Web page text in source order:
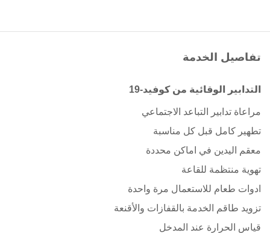
تفاصيل الخدمة
التدابير الوقائية من كوفيد-19
مراعاة تدابير التباعد الاجتماعي
تطهير كامل قبل كل مناسبة
معقم اليدين في اماكن محددة
تهوية منتظمة للقاعة
ادوات طعام للاستعمال مرة واحدة
تزويد طاقم الخدمة بالقفازات والأقنعة
قياس الحرارة عند المدخل